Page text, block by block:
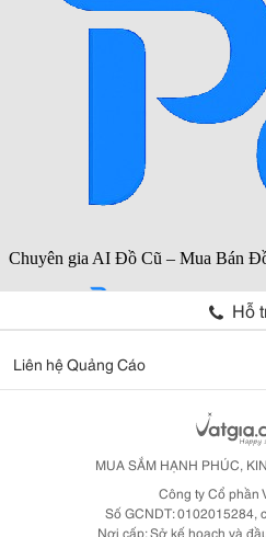
Hỗ
Liên hệ Quảng Cáo
MUA SẮM HẠNH PHÚC,
Công ty Cổ phần
Số GCNDT: 0102015284,
Nơi cấp: Sở kế hoạch và